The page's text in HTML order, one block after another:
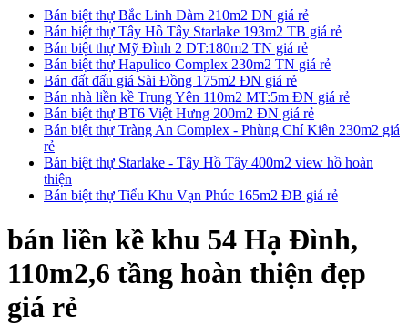
Bán biệt thự Bắc Linh Đàm 210m2 ĐN giá rẻ
Bán biệt thự Tây Hồ Tây Starlake 193m2 TB giá rẻ
Bán biệt thự Mỹ Đình 2 DT:180m2 TN giá rẻ
Bán biệt thự Hapulico Complex 230m2 TN giá rẻ
Bán đất đấu giá Sài Đồng 175m2 ĐN giá rẻ
Bán nhà liền kề Trung Yên 110m2 MT:5m ĐN giá rẻ
Bán biệt thự BT6 Việt Hưng 200m2 ĐN giá rẻ
Bán biệt thự Tràng An Complex - Phùng Chí Kiên 230m2 giá
rẻ
Bán biệt thự Starlake - Tây Hồ Tây 400m2 view hồ hoàn
thiện
Bán biệt thự Tiểu Khu Vạn Phúc 165m2 ĐB giá rẻ
bán liền kề khu 54 Hạ Đình,
110m2,6 tầng hoàn thiện đẹp
giá rẻ